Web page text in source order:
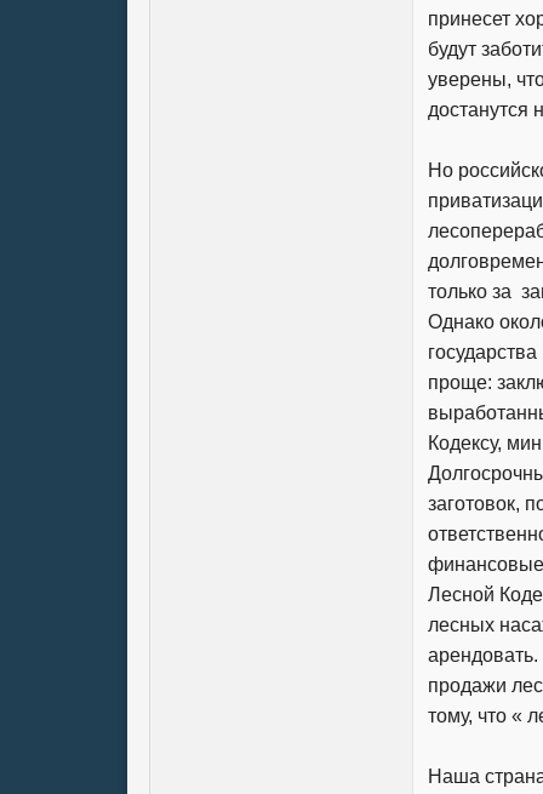
принесет
будут
уверены,
достанутся
Но
только за
Однако
проще:
Кодексу,
заготовок,
финансовые
Лесной
лесных
продажи
тому, что «
Наша